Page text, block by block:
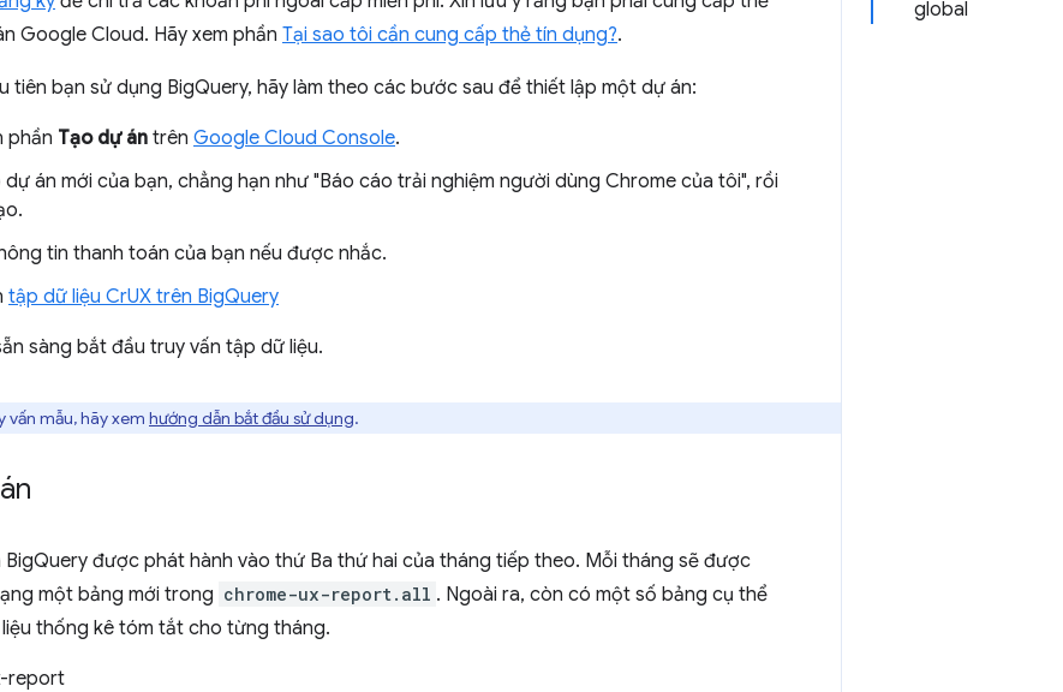
global
Google Cloud. Hãy xem phần Tại sao tôi cần cung cấp thẻ tín dụng?.
tiên bạn sử dụng BigQuery, hãy làm theo các bước sau để thiết lập một dự án:
phần Tạo dự án trên Google Cloud Console.
án mới của bạn, chẳng hạn như "Báo cáo trải nghiệm người dùng Chrome của tôi", rồi
tin thanh toán của bạn nếu được nhắc.
tập dữ liệu CrUX trên BigQuery
sàng bắt đầu truy vấn tập dữ liệu.
mẫu, hãy xem hướng dẫn bắt đầu sử dụng.
BigQuery được phát hành vào thứ Ba thứ hai của tháng tiếp theo. Mỗi tháng sẽ được
một bảng mới trong chrome-ux-report.all . Ngoài ra, còn có một số bảng cụ thể
thống kê tóm tắt cho từng tháng.
report